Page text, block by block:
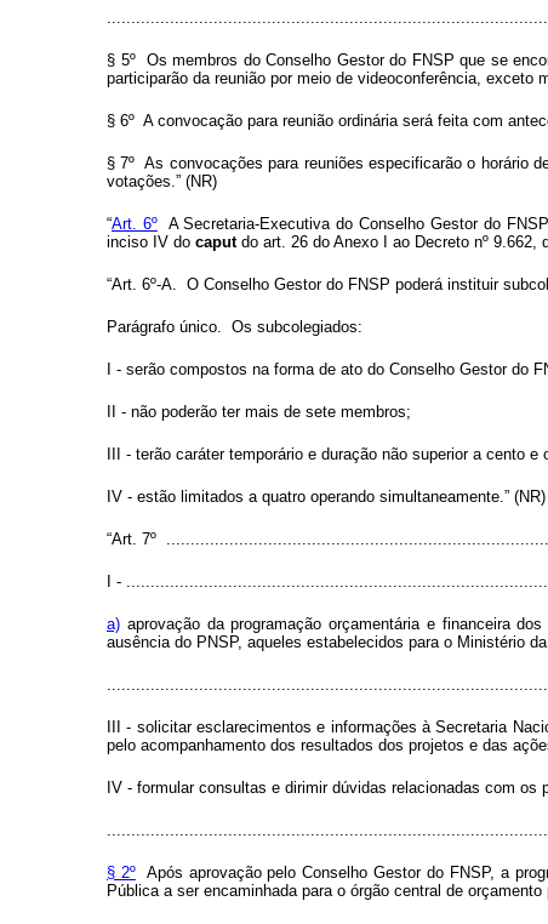
§ 5º Os membros do Conselho Gestor do FNSP que se
participarão da reunião por meio de videoconferência, exceto
§ 6º A convocação para reunião ordinária será feita com
§ 7º As convocações para reuniões especificarão o horário
votações.” (NR)
“Art. 6ºA Secretaria-Executiva do Conselho Gestor do
inciso IV do caput do art. 26 do Anexo I ao Decreto nº 9.662,
“Art. 6º-A. O Conselho Gestor do FNSP poderá instituir
Parágrafo único. Os subcolegiados:
I - serão compostos na forma de ato do Conselho Gestor do
II - não poderão ter mais de sete membros;
III - terão caráter temporário e duração não superior a cento
IV - estão limitados a quatro operando simultaneamente.” (NR)
“Art. 7º
I -
a) aprovação da programação orçamentária e financeira
ausência do PNSP, aqueles estabelecidos para o Ministério
III - solicitar esclarecimentos e informações à Secretaria
pelo acompanhamento dos resultados dos projetos e das
IV - formular consultas e dirimir dúvidas relacionadas com
§ 2ºApós aprovação pelo Conselho Gestor do FNSP, a
Pública a ser encaminhada para o órgão central de